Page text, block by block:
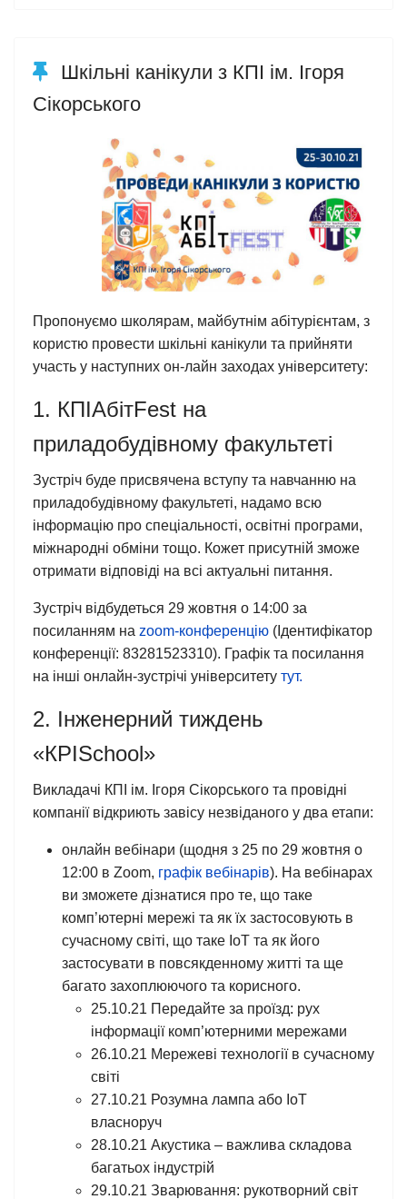
Шкільні канікули з КПІ ім. Ігоря
Сікорського
Пропонуємо школярам, майбутнім абітурієнтам, з
користю провести шкільні канікули та прийняти
участь у наступних он-лайн заходах університету:
1. КПІАбітFest на
приладобудівному факультеті
Зустріч буде присвячена вступу та навчанню на
приладобудівному факультеті, надамо всю
інформацію про спеціальності, освітні програми,
міжнародні обміни тощо. Кожет присутній зможе
отримати відповіді на всі актуальні питання.
Зустріч відбудеться 29 жовтня о 14:00 за
посиланням на zoom-конференцію (Ідентифікатор
конференції: 83281523310). Графік та посилання
на інші онлайн-зустрічі університету тут.
2. Інженерний тиждень
«КРISchool»
Викладачі КПІ ім. Ігоря Сікорського та провідні
компанії відкриють завісу незвіданого у два етапи:
онлайн вебінари (щодня з 25 по 29 жовтня о
12:00 в Zoom, графік вебінарів). На вебінарах
ви зможете дізнатися про те, що таке
комп’ютерні мережі та як їх застосовують в
сучасному світі, що таке ІоТ та як його
застосувати в повсякденному житті та ще
багато захоплюючого та корисного.
25.10.21 Передайте за проїзд: рух
інформації комп’ютерними мережами
26.10.21 Мережеві технології в сучасному
світі
27.10.21 Розумна лампа або IoT
власноруч
28.10.21 Акустика – важлива складова
багатьох індустрій
29.10.21 Зварювання: рукотворний світ